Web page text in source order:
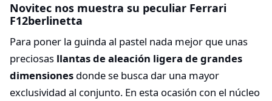
Novitec nos muestra su peculiar Ferrari
F12berlinetta
Para poner la guinda al pastel nada mejor que unas
preciosas llantas de aleación ligera de grandes
dimensiones donde se busca dar una mayor
exclusividad al conjunto. En esta ocasión con el núcleo